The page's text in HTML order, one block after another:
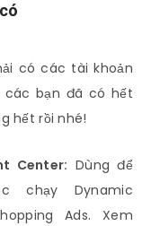
có các tài khoản
các bạn đã có hết
hết rồi nhé!
Center: Dùng để
chạy Dynamic
Ads. Xem